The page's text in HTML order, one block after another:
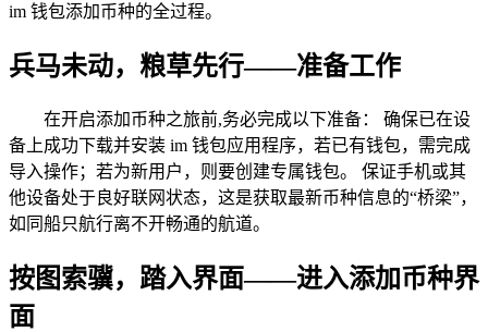
im 钱包添加币种的全过程。
兵马未动，粮草先行——准备工作
在开启添加币种之旅前,务必完成以下准备： 确保已在设
备上成功下载并安装 im 钱包应用程序，若已有钱包，需完成
导入操作；若为新用户，则要创建专属钱包。 保证手机或其
他设备处于良好联网状态，这是获取最新币种信息的“桥梁”，
如同船只航行离不开畅通的航道。
按图索骥，踏入界面——进入添加币种界
面